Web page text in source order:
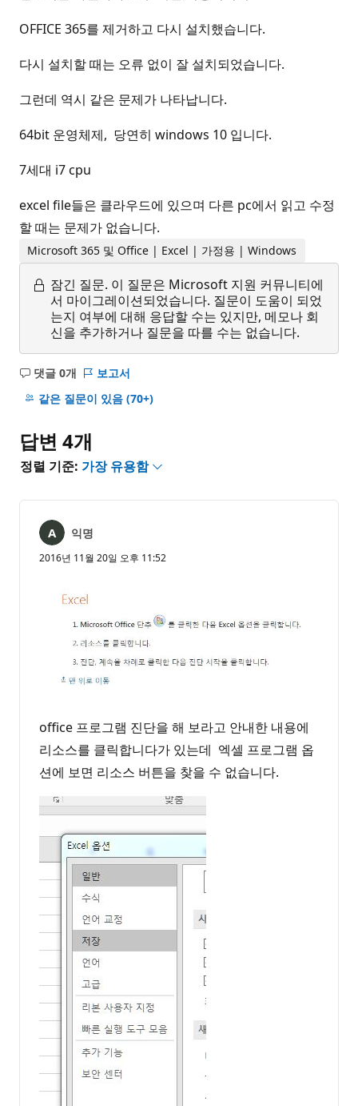
OFFICE 365를 제거하고 다시 설치했습니다.
다시 설치할 때는 오류 없이 잘 설치되었습니다.
그런데 역시 같은 문제가 나타납니다.
64bit 운영체제, 당연히 windows 10 입니다.
7세대 i7 cpu
excel file들은 클라우드에 있으며 다른 pc에서 읽고 수정
할 때는 문제가 없습니다.
Microsoft 365 및 Office | Excel | 가정용 | Windows
잠긴 질문. 이 질문은 Microsoft 지원 커뮤니티에
서 마이그레이션되었습니다. 질문이 도움이 되었
는지 여부에 대해 응답할 수는 있지만, 메모나 회
신을 추가하거나 질문을 따를 수는 없습니다.
댓글 0개
설
명
음
보고서
같은 질문이 있음 (70+)
답변 4개
정렬 기준: 가장 유용함
익명
2016년 11월 20일 오후 11:52
office 프로그램 진단을 해 보라고 안내한 내용에
리소스를 클릭합니다가 있는데 엑셀 프로그램 옵
션에 보면 리소스 버튼을 찾을 수 없습니다.